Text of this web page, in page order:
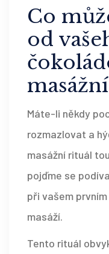
Co
od
Máte-li někdy
rozmazlovat a
masážní rituál
pojďme se
při vašem
masáží.
Tento rituál